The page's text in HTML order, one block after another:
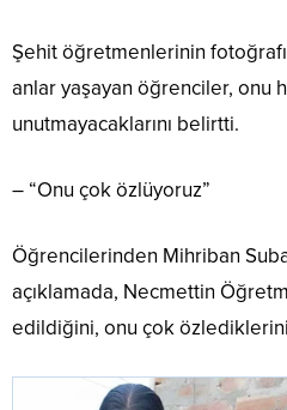
Şehit öğretmenlerinin
anlar yaşayan öğrenciler, onu
unutmayacaklarını belirtti.
– “Onu çok özlüyoruz”
Öğrencilerinden Mihriban
açıklamada, Necmettin
edildiğini, onu çok